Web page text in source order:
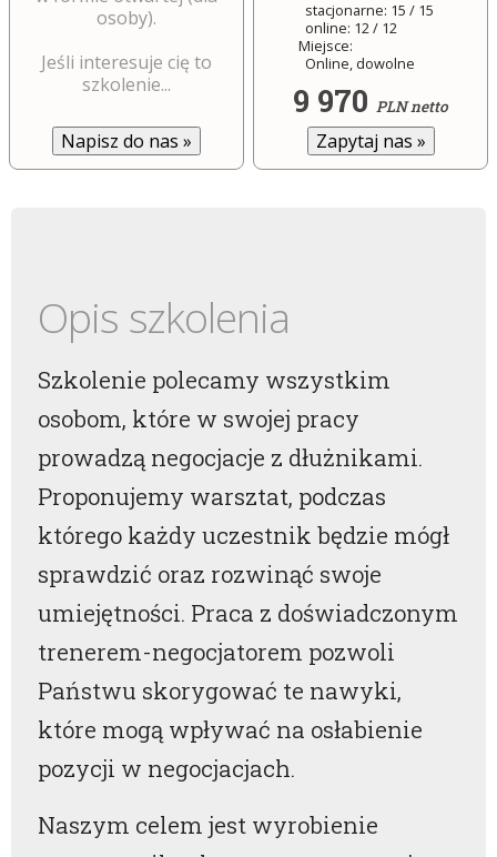
osoby).
Jeśli interesuje cię to
szkolenie...
Napisz do nas »
stacjonarne: 15 / 15
online: 12 / 12
Miejsce:
Online, dowolne
9 970 PLN netto
Zapytaj nas »
Opis szkolenia
Szkolenie polecamy wszystkim
osobom, które w swojej pracy
prowadzą negocjacje z dłużnikami.
Proponujemy warsztat, podczas
którego każdy uczestnik będzie mógł
sprawdzić oraz rozwinąć swoje
umiejętności. Praca z doświadczonym
trenerem-negocjatorem pozwoli
Państwu skorygować te nawyki,
które mogą wpływać na osłabienie
pozycji w negocjacjach.
Naszym celem jest wyrobienie